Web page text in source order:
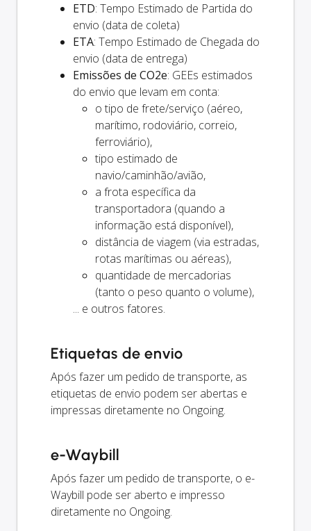
ETD: Tempo Estimado de Partida do
envio (data de coleta)
ETA: Tempo Estimado de Chegada do
envio (data de entrega)
Emissões de CO2e: GEEs estimados
do envio que levam em conta:
o tipo de frete/serviço (aéreo,
marítimo, rodoviário, correio,
ferroviário),
tipo estimado de
navio/caminhão/avião,
a frota específica da
transportadora (quando a
informação está disponível),
distância de viagem (via estradas,
rotas marítimas ou aéreas),
quantidade de mercadorias
(tanto o peso quanto o volume),
... e outros fatores.
Etiquetas de envio
Após fazer um pedido de transporte, as
etiquetas de envio podem ser abertas e
impressas diretamente no Ongoing.
e-Waybill
Após fazer um pedido de transporte, o e-
Waybill pode ser aberto e impresso
diretamente no Ongoing.